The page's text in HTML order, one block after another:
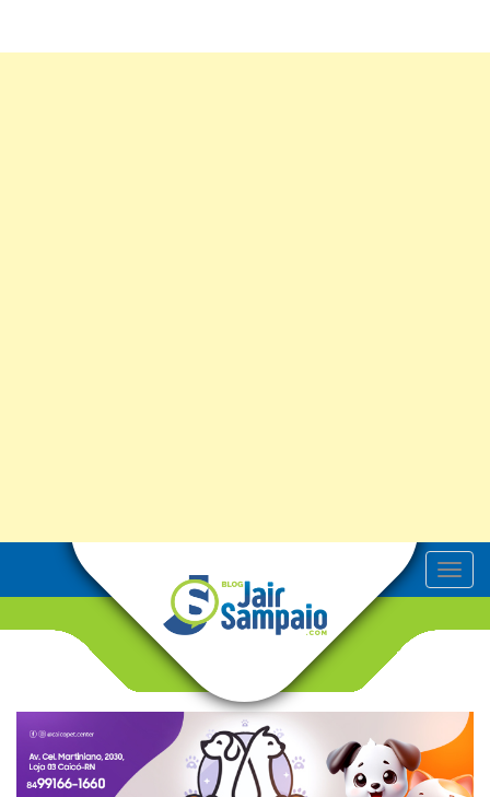
T
o
v
g
t